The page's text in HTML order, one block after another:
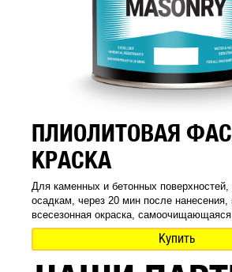
ПЛИОЛИТОВАЯ
КРАСКА
Для каменных и бетонных поверхностей,
осадкам, через 20 мин после нанесения,
всесезонная окраска, самоочищающаяся
Купить